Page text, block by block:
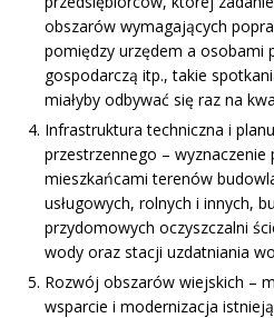
obszarów wymagających
pomiędzy urzędem a osobami
gospodarczą itp., takie
miałyby odbywać się raz na
Infrastruktura techniczna i
przestrzennego – wyznaczenie
mieszkańcami terenów
usługowych, rolnych i innych,
przydomowych oczyszczalni
wody oraz stacji uzdatniania
Rozwój obszarów wiejskich –
wsparcie i modernizacja